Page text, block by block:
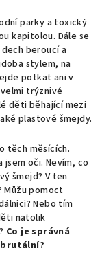
parky a toxický
kapitolou. Dále se
beroucí a
stylem, na
potkat ani v
trýznivé
děti běhající mezi
plastové šmejdy.
těch měsících.
jsem oči. Nevím, co
šmejd? V ten
Můžu pomoct
Nebo tím
natolik
Co je správná